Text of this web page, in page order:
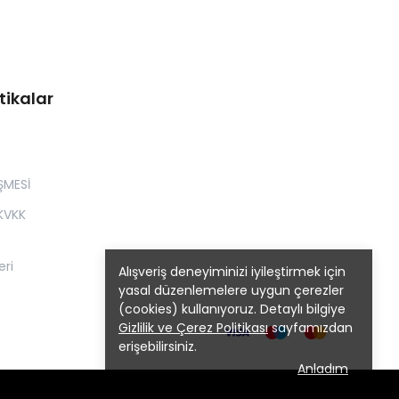
Alışveriş deneyiminizi iyileştirmek için
yasal düzenlemelere uygun çerezler
(cookies) kullanıyoruz. Detaylı bilgiye
Gizlilik ve Çerez Politikasısayfamızdan
erişebilirsiniz.
Anladım